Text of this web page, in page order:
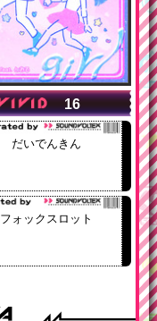
16
だいでんきん
フォックスロット